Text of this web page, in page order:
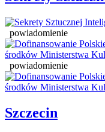
powiadomienie
powiadomienie
Szczecin